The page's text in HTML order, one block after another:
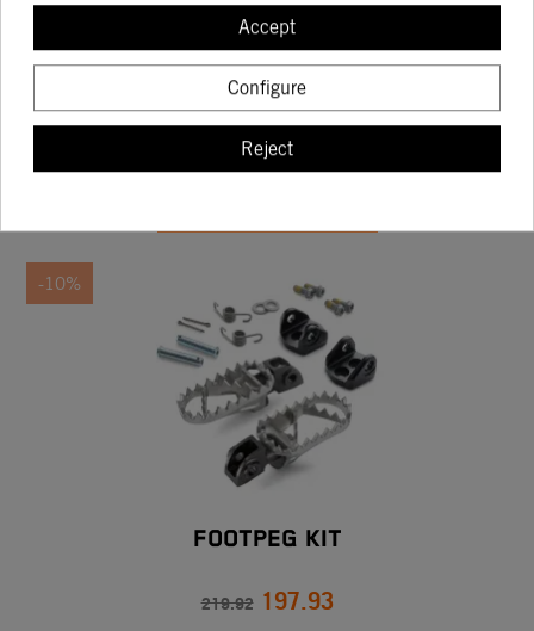
OF STRIBERS
79.92 71.93
-10%
FOOTPEG KIT
219.92 197.93
Accept
Configure
Reject